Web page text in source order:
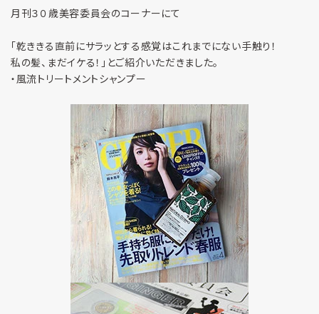
月刊３０歳美容委員会のコーナーにて
「乾ききる直前にサラッとする感覚はこれまでにない手触り！
私の髪、まだイケる！」とご紹介いただきました。
・風流トリートメントシャンプー